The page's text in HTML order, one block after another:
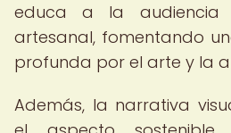
educa a la audiencia
artesanal, fomentando
profunda por el arte y la
Además, la narrativa